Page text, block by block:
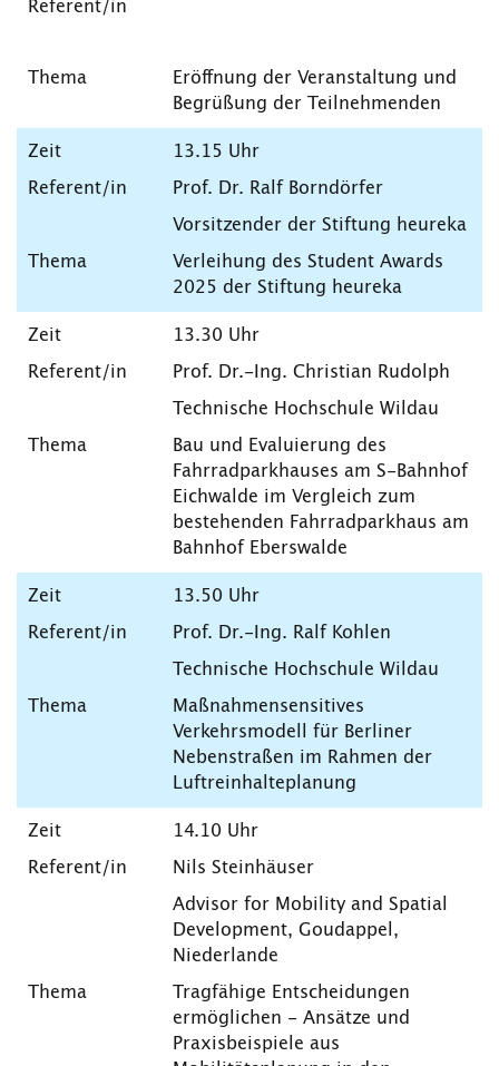
Eröffnung der Veranstaltung und
Begrüßung der Teilnehmenden
13.15 Uhr
Prof. Dr. Ralf Borndörfer
Vorsitzender der Stiftung heureka
Verleihung des Student Awards
2025 der Stiftung heureka
13.30 Uhr
Prof. Dr.-Ing. Christian Rudolph
Technische Hochschule Wildau
Bau und Evaluierung des
Fahrradparkhauses am S-Bahnhof
Eichwalde im Vergleich zum
bestehenden Fahrradparkhaus am
Bahnhof Eberswalde
13.50 Uhr
Prof. Dr.-Ing. Ralf Kohlen
Technische Hochschule Wildau
Maßnahmensensitives
Verkehrsmodell für Berliner
Nebenstraßen im Rahmen der
Luftreinhalteplanung
14.10 Uhr
Nils Steinhäuser
Advisor for Mobility and Spatial
Development, Goudappel,
Niederlande
Tragfähige Entscheidungen
ermöglichen - Ansätze und
Praxisbeispiele aus